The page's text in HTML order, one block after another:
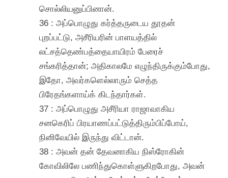
சொல்லியனுப்பினான்.
36 : அப்பொழுது கர்த்தருடைய தூதன்
புறப்பட்டு, அசீரியரின் பாளயத்தில்
லட்சத்தெண்பத்தையாயிரம் பேரைச்
சங்கரித்தான்; அதிகாலமே எழுந்திருக்கும்போது,
இதோ, அவர்களெல்லாரும் செத்த
பிரேதங்களாய்க் கிடந்தார்கள்.
37 : அப்பொழுது அசீரியா ராஜாவாகிய
சனகெரிப் பிரயாணப்பட்டுத்திரும்பிப்போய்,
நினிவேயில் இருந்து விட்டான்.
38 : அவன் தன் தேவனாகிய நிஸ்ரோகின்
கோவிலிலே பணிந்துகொள்ளுகிறபோது, அவன்